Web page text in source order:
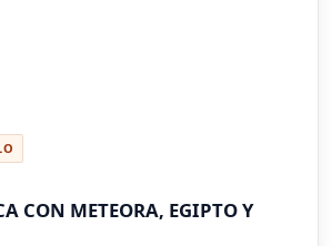
CON METEORA, EGIPTO Y